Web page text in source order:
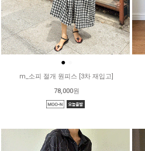
●
m_소피 절개 원피스 [3차 재입고]
78,000원